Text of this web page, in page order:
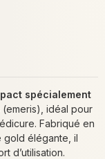
spécialement
(emeris), idéal pour
Fabriqué en
gold élégante, il
d’utilisation.